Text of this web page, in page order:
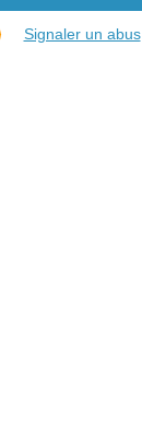
Signaler un abus